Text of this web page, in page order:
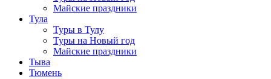
Майские праздники
Тула
Туры в Тулу
Туры на Новый год
Майские праздники
Тыва
Тюмень